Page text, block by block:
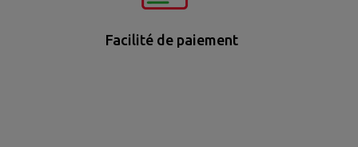
Facilité de paiement